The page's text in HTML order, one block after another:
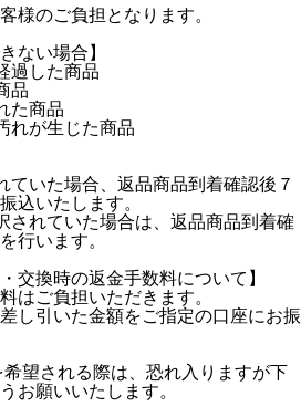
様のご負担となります。
ない場合】
過した商品
品
た商品
れが生じた商品
ていた場合、返品商品到着確認後７
込いたします。
されていた場合は、返品商品到着確
行います。
交換時の返金手数料について】
はご負担いただきます。
し引いた金額をご指定の口座にお振
希望される際は、恐れ入りますが下
お願いいたします。